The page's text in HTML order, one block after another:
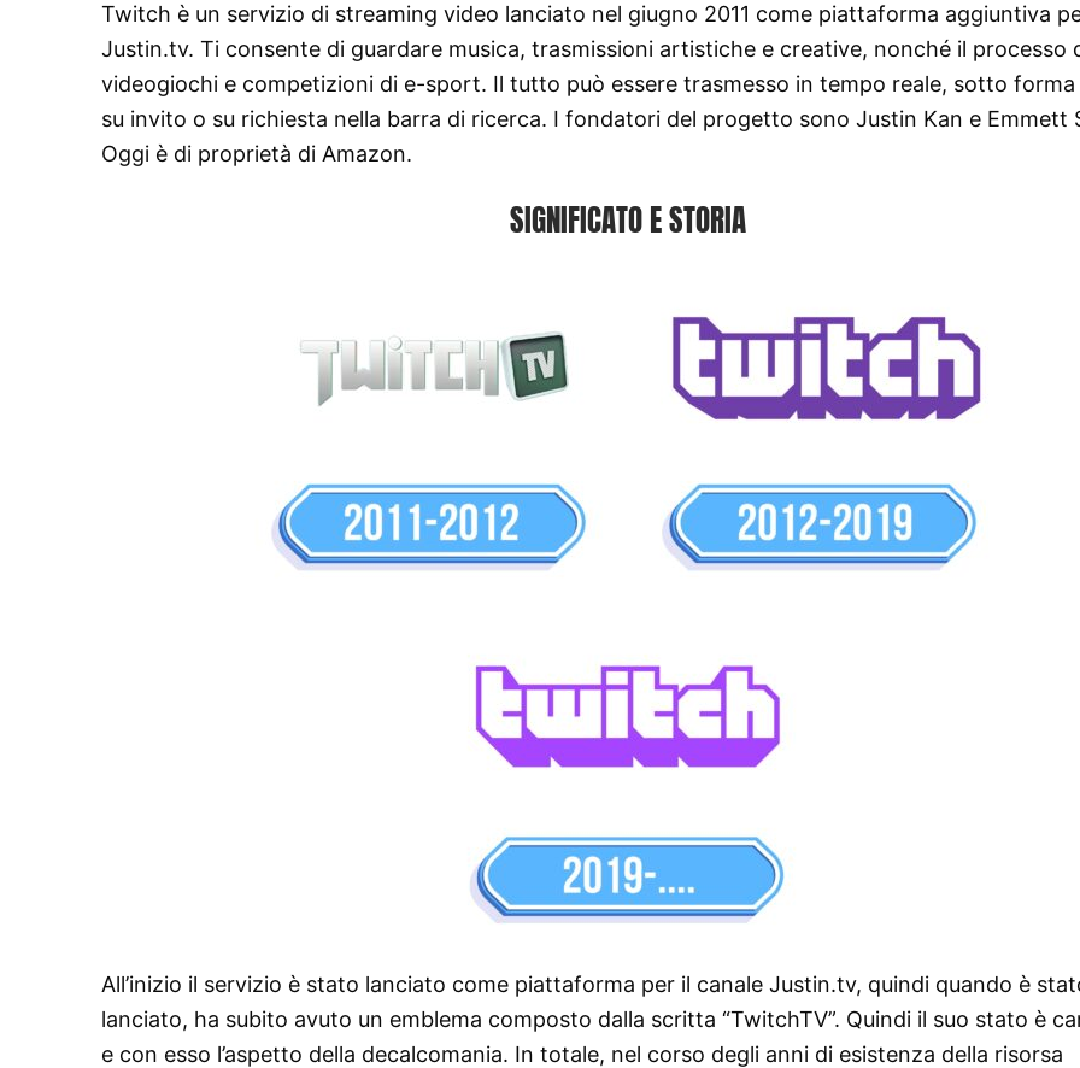
Twitch è un servizio di streaming video lanciato nel giugno 2011 come piattaforma aggiuntiva
Justin.tv. Ti consente di guardare musica, trasmissioni artistiche e creative, nonché il processo
videogiochi e competizioni di e-sport. Il tutto può essere trasmesso in tempo reale, sotto
su invito o su richiesta nella barra di ricerca. I fondatori del progetto sono Justin Kan e Emmett
Oggi è di proprietà di Amazon.
SIGNIFICATO E STORIA
All’inizio il servizio è stato lanciato come piattaforma per il canale Justin.tv, quindi quando è
lanciato, ha subito avuto un emblema composto dalla scritta “TwitchTV”. Quindi il suo stato è
e con esso l’aspetto della decalcomania. In totale, nel corso degli anni di esistenza della risorsa